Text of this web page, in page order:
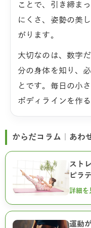
ことで、引き締ま
にくさ、姿勢の美
がります。
大切なのは、数字
分の身体を知り、
とです。毎日の小
ボディラインを作
からだコラム｜あわ
スト
ピラ
詳細
運動